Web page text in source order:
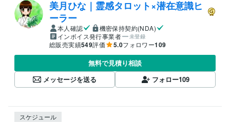
美月ひな｜霊感タロット×潜在意識ヒ
ーラー
本人確認
機密保持契約(NDA)
インボイス発行事業者
未登録
総販売実績549評価 5.0フォロワー109
無料で見積り相談
メッセージを送る
フォロー109
スケジュール